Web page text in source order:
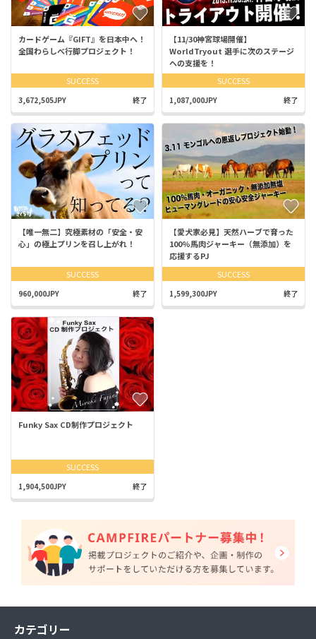
カードゲーム『GIFT』を日本中へ！
全国わらしべ行脚プロジェクト！
SUCCESS
3,672,505JPY 終了
【11/30神宮球場開催】
WorldTryout 選手に次のステージ
への支援を！
SUCCESS
1,087,000JPY 終了
【唯一無二】究極素材の「安全・安
心」の極上プリンを召し上がれ！
SUCCESS
960,000JPY 終了
【愛犬家必見】天然ハーブで育った
100%馬肉ジャーキー（無添加）を
応援するPJ
SUCCESS
1,599,300JPY 終了
Funky Sax CD制作プロジェクト
SUCCESS
1,904,500JPY 終了
カテゴリー